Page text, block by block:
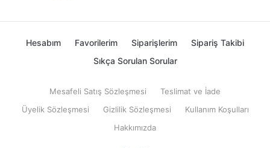
Hesabım Favorilerim Siparişlerim
Sipariş Takibi
Sıkça Sorulan Sorular
Mesafeli Satış Sözleşmesi
Teslimat ve İade
Üyelik Sözleşmesi
Gizlilik Sözleşmesi
Kullanım Koşulları
Hakkımızda